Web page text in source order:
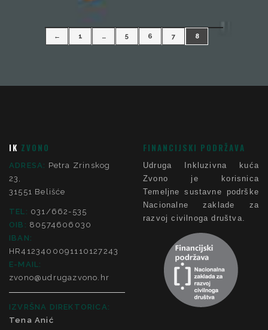
← 1 … 5 6 7 8
IK ZVONO
ADRESA: Petra Zrinskog
23,
31551 Belišće
TEL: 031/662-535
OIB: 80574606030
IBAN:
HR4123400091110127243
E-MAIL:
zvono@udrugazvono.hr
IZVRŠNA DIREKTORICA:
Tena Anić
FINANCIJSKI PODRŽAVA
Udruga Inkluzivna kuća
Zvono je korisnica
Temeljne sustavne podrške
Nacionalne zaklade za
razvoj civilnoga društva.